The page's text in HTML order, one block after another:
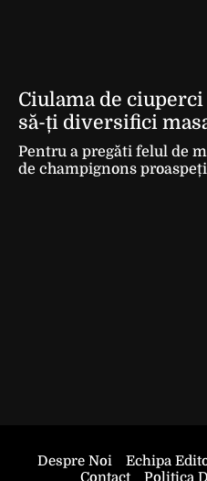
Ciulama de
să-ți diversifici
Pentru a pregăti felul de
de champignons proaspeți
Despre Noi Echipa
Contact
Politica